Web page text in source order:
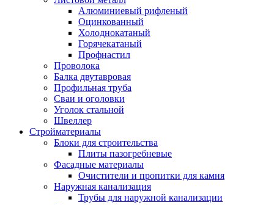
Алюминиевый рифленый
Оцинкованный
Холоднокатаный
Горячекатаный
Профнастил
Проволока
Балка двутавровая
Профильная труба
Сваи и оголовки
Уголок стальной
Швеллер
Стройматериалы
Блоки для строительства
Плиты пазогребневые
Фасадные материалы
Очистители и пропитки для камня
Наружная канализация
Трубы для наружной канализации